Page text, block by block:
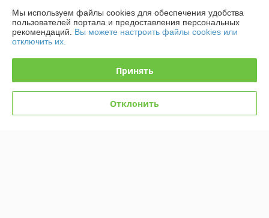
График работы
Полная версия сайта
Политика обработки cookies
Мы используем файлы cookies для обеспечения удобства
пользователей портала и предоставления персональных
рекомендаций. Вы можете настроить файлы cookies или
отключить их.
Принять
Отклонить